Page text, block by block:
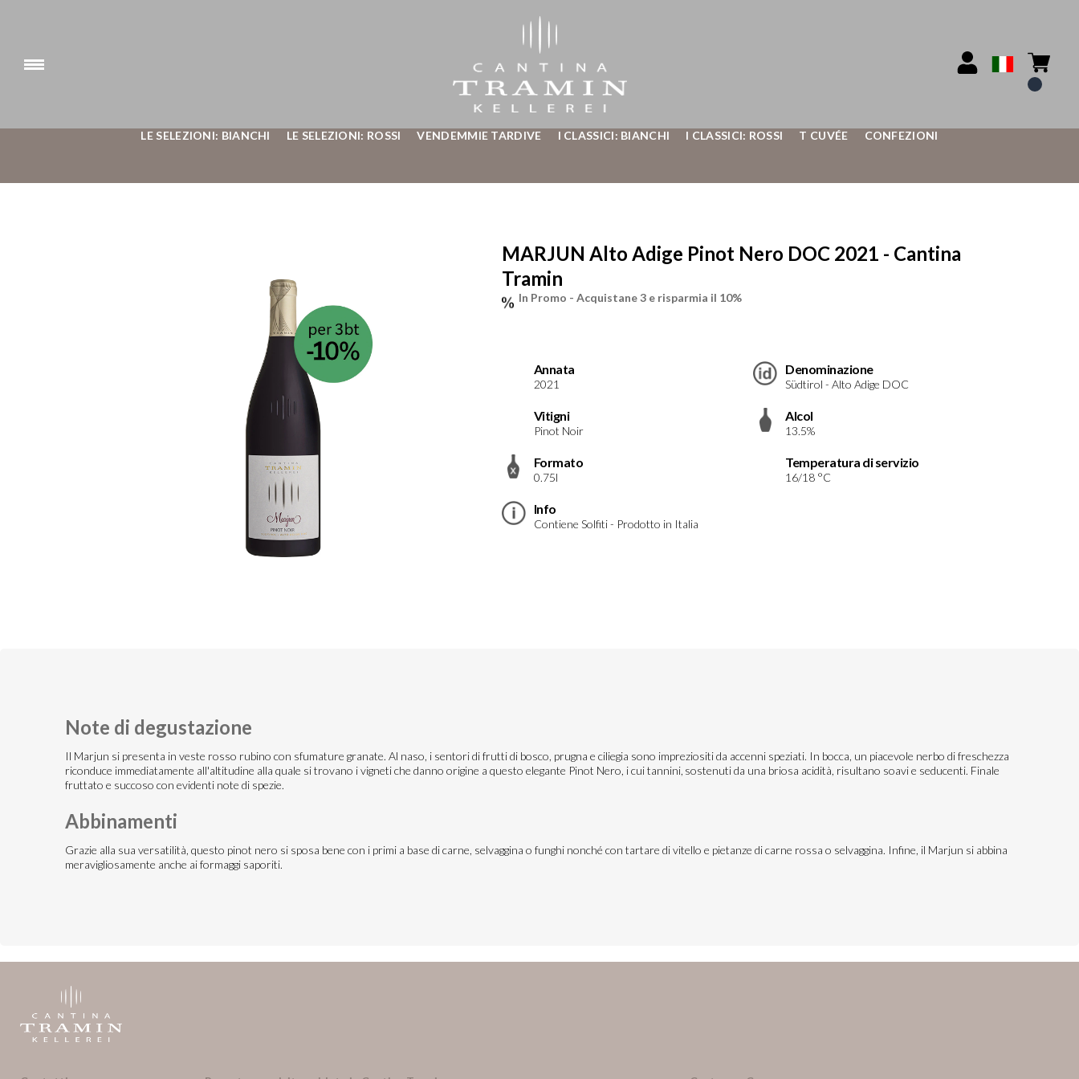
LE SELEZIONI: BIANCHI LE SELEZIONI: ROSSI VENDEMMIE TARDIVE I CLASSICI: BIANCHI I CLASSICI: ROSSI T CUVÉE CONFEZIONI
MARJUN Alto Adige Pinot Nero DOC 2021 - Cantina
Tramin
In Promo - Acquistane 3 e risparmia il 10%
Annata
2021
Denominazione
Südtirol - Alto Adige DOC
Vitigni
Pinot Noir
Alcol
13.5%
Formato
0.75l
Temperatura di servizio
16/18 °C
Info
Contiene Solfiti - Prodotto in Italia
Note di degustazione
Il Marjun si presenta in veste rosso rubino con sfumature granate. Al naso, i sentori di frutti di bosco, prugna e ciliegia sono impreziositi da accenni speziati. In bocca, un piacevole nerbo di freschezza
riconduce immediatamente all'altitudine alla quale si trovano i vigneti che danno origine a questo elegante Pinot Nero, i cui tannini, sostenuti da una briosa acidità, risultano soavi e seducenti. Finale
fruttato e succoso con evidenti note di spezie.
Abbinamenti
Grazie alla sua versatilità, questo pinot nero si sposa bene con i primi a base di carne, selvaggina o funghi nonché con tartare di vitello e pietanze di carne rossa o selvaggina. Infine, il Marjun si abbina
meravigliosamente anche ai formaggi saporiti.